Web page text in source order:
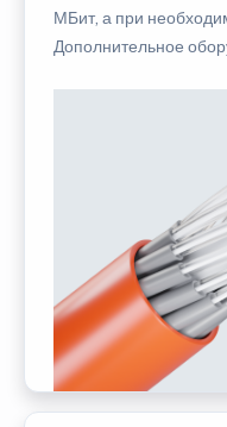
МБит, а при
Дополнительное